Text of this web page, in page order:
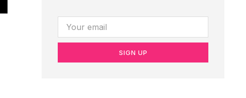
SIGN UP